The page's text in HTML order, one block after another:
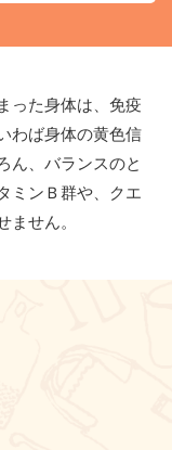
った身体は、免疫
わば身体の黄色信
ん、バランスのと
ミンＢ群や、クエ
ません。